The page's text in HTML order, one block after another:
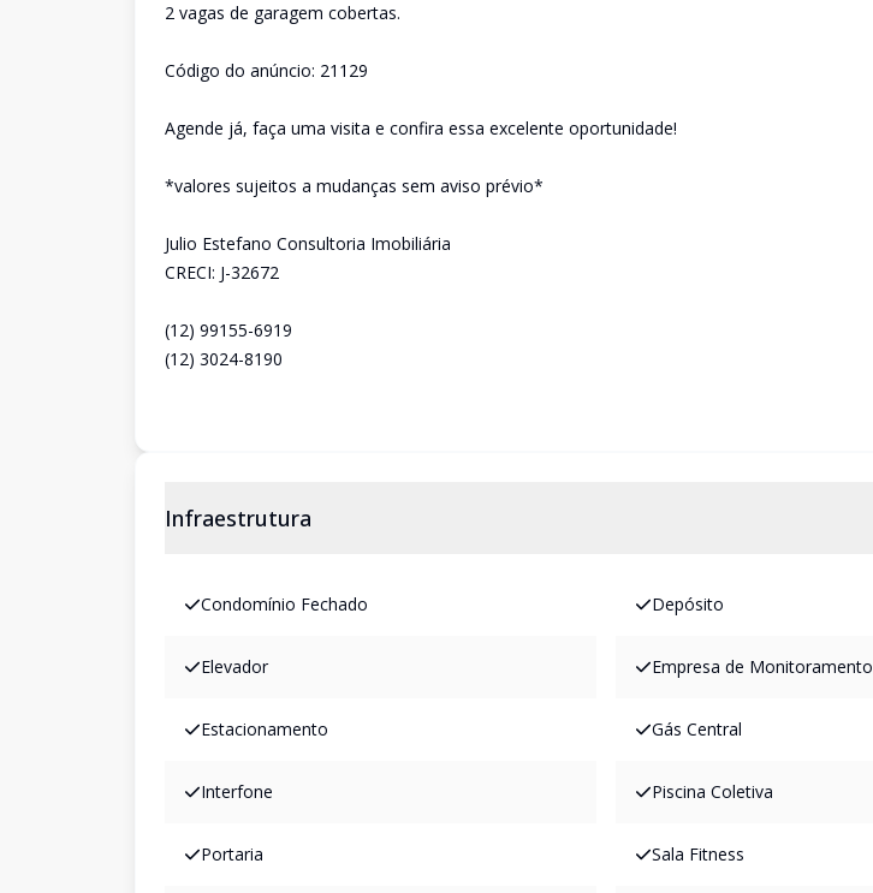
2 vagas de garagem cobertas.
Código do anúncio: 21129
Agende já, faça uma visita e confira essa excelente oportunidade!
*valores sujeitos a mudanças sem aviso prévio*
Julio Estefano Consultoria Imobiliária
CRECI: J-32672
(12) 99155-6919
(12) 3024-8190
Infraestrutura
Condomínio Fechado Depósito
Elevador Empresa de Monitoramento
Estacionamento Gás Central
Interfone Piscina Coletiva
Portaria Sala Fitness